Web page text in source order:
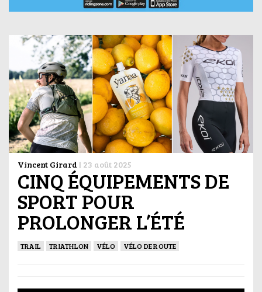
Vincent Girard | 23 août 2025
CINQ ÉQUIPEMENTS DE
SPORT POUR
PROLONGER L’ÉTÉ
TRAIL TRIATHLON VÉLO VÉLO DE ROUTE